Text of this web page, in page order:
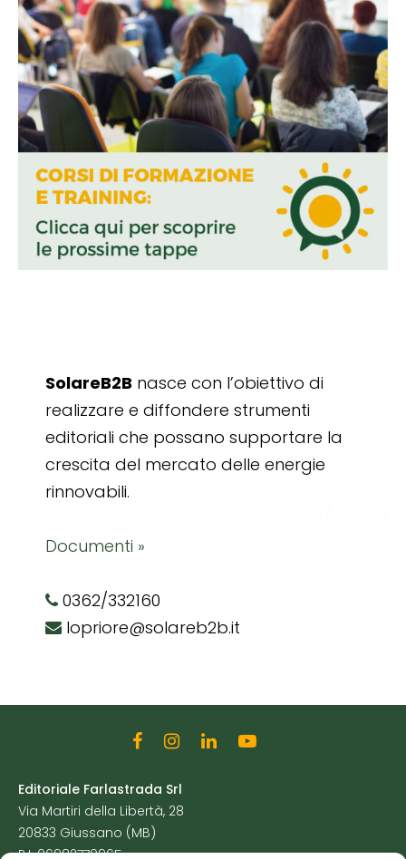
SolareB2B nasce con l’obiettivo di
realizzare e diffondere strumenti
editoriali che possano supportare la
crescita del mercato delle energie
rinnovabili.
Documenti »
0362/332160
lopriore@solareb2b.it
Editoriale Farlastrada Srl
Via Martiri della Libertà, 28
20833 Giussano (MB)
P.I. 06982770965